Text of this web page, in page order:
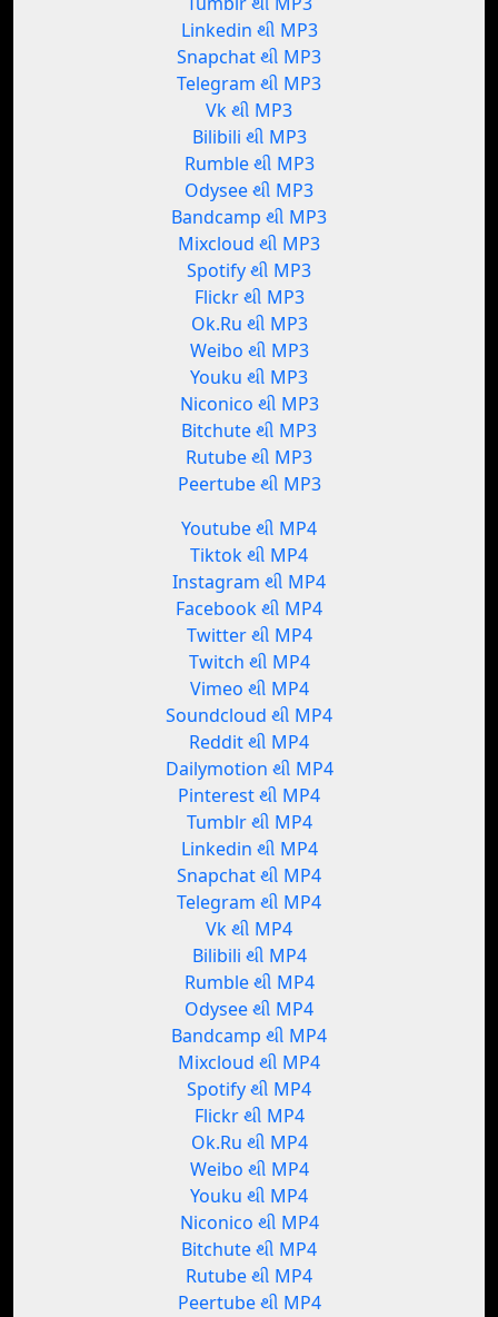
Linkedin થી MP3
Snapchat થી MP3
Telegram થી MP3
Vk થી MP3
Bilibili થી MP3
Rumble થી MP3
Odysee થી MP3
Bandcamp થી MP3
Mixcloud થી MP3
Spotify થી MP3
Flickr થી MP3
Ok.Ru થી MP3
Weibo થી MP3
Youku થી MP3
Niconico થી MP3
Bitchute થી MP3
Rutube થી MP3
Peertube થી MP3
Youtube થી MP4
Tiktok થી MP4
Instagram થી MP4
Facebook થી MP4
Twitter થી MP4
Twitch થી MP4
Vimeo થી MP4
Soundcloud થી MP4
Reddit થી MP4
Dailymotion થી MP4
Pinterest થી MP4
Tumblr થી MP4
Linkedin થી MP4
Snapchat થી MP4
Telegram થી MP4
Vk થી MP4
Bilibili થી MP4
Rumble થી MP4
Odysee થી MP4
Bandcamp થી MP4
Mixcloud થી MP4
Spotify થી MP4
Flickr થી MP4
Ok.Ru થી MP4
Weibo થી MP4
Youku થી MP4
Niconico થી MP4
Bitchute થી MP4
Rutube થી MP4
Peertube થી MP4